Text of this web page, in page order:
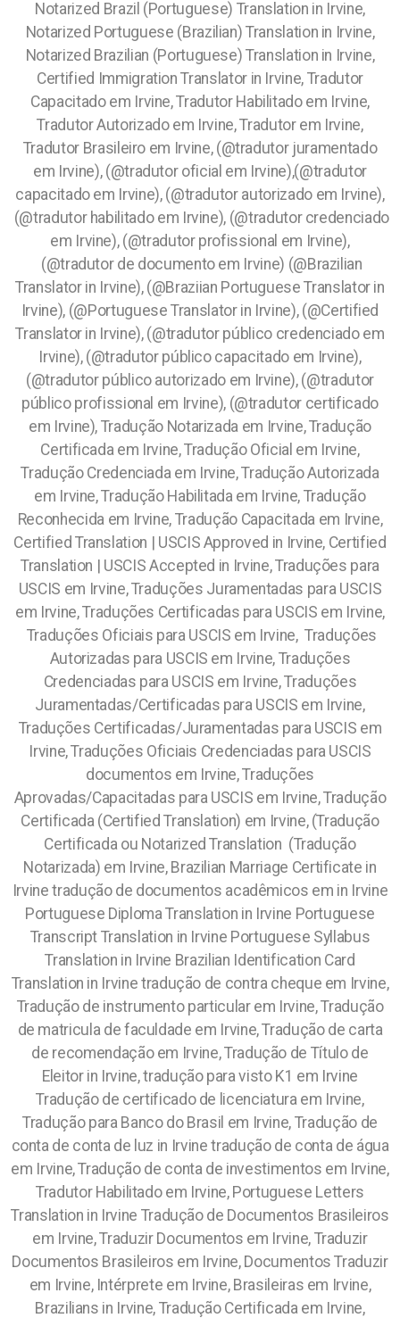
Notarized Brazil (Portuguese) Translation in Irvine,
Notarized Portuguese (Brazilian) Translation in Irvine,
Notarized Brazilian (Portuguese) Translation in Irvine,
Certified Immigration Translator in Irvine, Tradutor
Capacitado em Irvine, Tradutor Habilitado em Irvine,
Tradutor Autorizado em Irvine, Tradutor em Irvine,
Tradutor Brasileiro em Irvine, (@tradutor juramentado
em Irvine), (@tradutor oficial em Irvine),(@tradutor
capacitado em Irvine), (@tradutor autorizado em Irvine),
(@tradutor habilitado em Irvine), (@tradutor credenciado
em Irvine), (@tradutor profissional em Irvine),
(@tradutor de documento em Irvine) (@Brazilian
Translator in Irvine), (@Braziian Portuguese Translator in
Irvine), (@Portuguese Translator in Irvine), (@Certified
Translator in Irvine), (@tradutor público credenciado em
Irvine), (@tradutor público capacitado em Irvine),
(@tradutor público autorizado em Irvine), (@tradutor
público profissional em Irvine), (@tradutor certificado
em Irvine), Tradução Notarizada em Irvine, Tradução
Certificada em Irvine, Tradução Oficial em Irvine,
Tradução Credenciada em Irvine, Tradução Autorizada
em Irvine, Tradução Habilitada em Irvine, Tradução
Reconhecida em Irvine, Tradução Capacitada em Irvine,
Certified Translation | USCIS Approved in Irvine, Certified
Translation | USCIS Accepted in Irvine, Traduções para
USCIS em Irvine, Traduções Juramentadas para USCIS
em Irvine, Traduções Certificadas para USCIS em Irvine,
Traduções Oficiais para USCIS em Irvine, Traduções
Autorizadas para USCIS em Irvine, Traduções
Credenciadas para USCIS em Irvine, Traduções
Juramentadas/Certificadas para USCIS em Irvine,
Traduções Certificadas/Juramentadas para USCIS em
Irvine, Traduções Oficiais Credenciadas para USCIS
documentos em Irvine, Traduções
Aprovadas/Capacitadas para USCIS em Irvine, Tradução
Certificada (Certified Translation) em Irvine, (Tradução
Certificada ou Notarized Translation (Tradução
Notarizada) em Irvine, Brazilian Marriage Certificate in
Irvine tradução de documentos acadêmicos em in Irvine
Portuguese Diploma Translation in Irvine Portuguese
Transcript Translation in Irvine Portuguese Syllabus
Translation in Irvine Brazilian Identification Card
Translation in Irvine tradução de contra cheque em Irvine,
Tradução de instrumento particular em Irvine, Tradução
de matricula de faculdade em Irvine, Tradução de carta
de recomendação em Irvine, Tradução de Título de
Eleitor in Irvine, tradução para visto K1 em Irvine
Tradução de certificado de licenciatura em Irvine,
Tradução para Banco do Brasil em Irvine, Tradução de
conta de conta de luz in Irvine tradução de conta de água
em Irvine, Tradução de conta de investimentos em Irvine,
Tradutor Habilitado em Irvine, Portuguese Letters
Translation in Irvine Tradução de Documentos Brasileiros
em Irvine, Traduzir Documentos em Irvine, Traduzir
Documentos Brasileiros em Irvine, Documentos Traduzir
em Irvine, Intérprete em Irvine, Brasileiras em Irvine,
Brazilians in Irvine, Tradução Certificada em Irvine,